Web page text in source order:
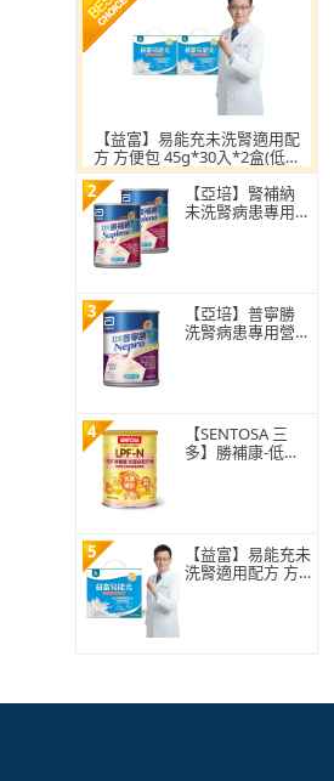
【益富】易能充未洗腎適用配
方 方便包 45g*30入*2盒(低蛋
白 營養品 未洗腎適用)
2
【亞培】腎補納
未洗腎病患專用營
3
【亞培】普寧勝
洗腎病患專用營養
4
【SENTOSA 三
多】勝補康-低蛋
5
【益富】易能充未
洗腎適用配方 方